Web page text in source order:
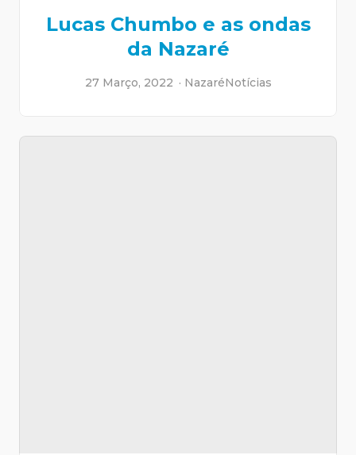
Lucas Chumbo e as ondas
da Nazaré
27 Março, 2022 NazaréNotícias